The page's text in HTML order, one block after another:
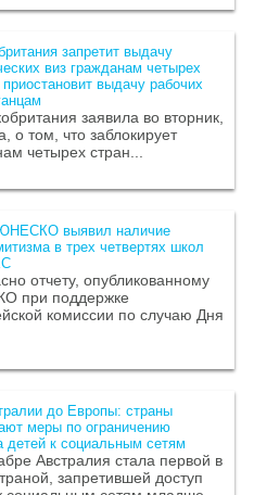
запретит выдачу
виз гражданам четырех
выдачу рабочих
заявила во вторник,
о том, что заблокирует
четырех стран...
выявил наличие
в трех четвертях школ
отчету, опубликованному
при поддержке
комиссии по случаю Дня
до Европы: страны
меры по ограничению
детей к социальным сетям
Австралия стала первой в
запретившей доступ